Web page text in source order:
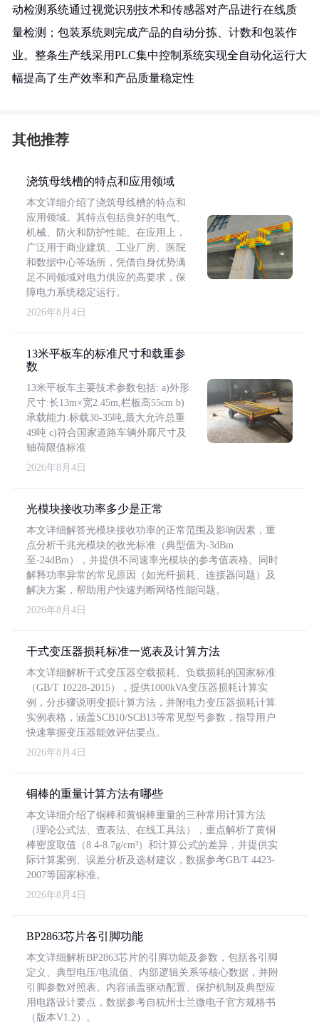
动检测系统通过视觉识别技术和传感器对产品进行在线质
量检测；包装系统则完成产品的自动分拣、计数和包装作
业。整条生产线采用PLC集中控制系统实现全自动化运行大
幅提高了生产效率和产品质量稳定性
其他推荐
浇筑母线槽的特点和应用领域
本文详细介绍了浇筑母线槽的特点和
应用领域。其特点包括良好的电气、
机械、防火和防护性能。在应用上，
广泛用于商业建筑、工业厂房、医院
和数据中心等场所，凭借自身优势满
足不同领域对电力供应的高要求，保
障电力系统稳定运行。
2026年8月4日
13米平板车的标准尺寸和载重参
数
13米平板车主要技术参数包括: a)外形
尺寸:长13m×宽2.45m,栏板高55cm b)
承载能力:标载30-35吨,最大允许总重
49吨 c)符合国家道路车辆外廓尺寸及
轴荷限值标准
2026年8月4日
光模块接收功率多少是正常
本文详细解答光模块接收功率的正常范围及影响因素，重
点分析千兆光模块的收光标准（典型值为-3dBm
至-24dBm），并提供不同速率光模块的参考值表格。同时
解释功率异常的常见原因（如光纤损耗、连接器问题）及
解决方案，帮助用户快速判断网络性能问题。
2026年8月4日
干式变压器损耗标准一览表及计算方法
本文详细解析干式变压器空载损耗、负载损耗的国家标准
（GB/T 10228-2015），提供1000kVA变压器损耗计算实
例，分步骤说明变损计算方法，并附电力变压器损耗计算
实例表格，涵盖SCB10/SCB13等常见型号参数，指导用户
快速掌握变压器能效评估要点。
2026年8月4日
铜棒的重量计算方法有哪些
本文详细介绍了铜棒和黄铜棒重量的三种常用计算方法
（理论公式法、查表法、在线工具法），重点解析了黄铜
棒密度取值（8.4-8.7g/cm³）和计算公式的差异，并提供实
际计算案例、误差分析及选材建议，数据参考GB/T 4423-
2007等国家标准。
2026年8月4日
BP2863芯片各引脚功能
本文详细解析BP2863芯片的引脚功能及参数，包括各引脚
定义、典型电压/电流值、内部逻辑关系等核心数据，并附
引脚参数对照表。内容涵盖驱动配置、保护机制及典型应
用电路设计要点，数据参考自杭州士兰微电子官方规格书
（版本V1.2）。